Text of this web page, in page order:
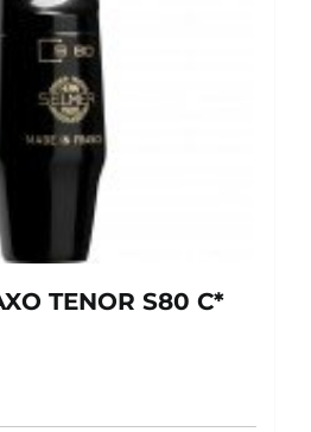
TENOR S80 C*